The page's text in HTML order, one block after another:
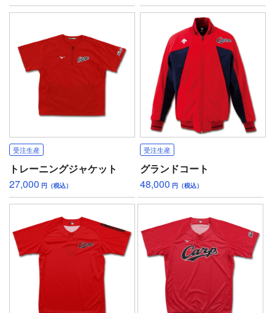
受注生産
トレーニングジャケット
27,000 円（税込）
受注生産
グランドコート
48,000 円（税込）